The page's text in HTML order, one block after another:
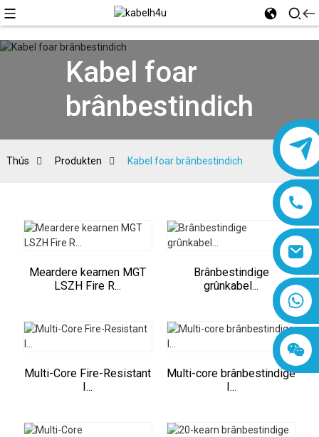
8618019377761
Kabel foar
brânbestindich
Thús Produkten Kabel foar brânbestindich
Meardere kearnen MGT
LSZH Fire R...
Brânbestindige
grûnkabel...
Multi-Core Fire-Resistant
I...
Multi-core brânbestindige
I...